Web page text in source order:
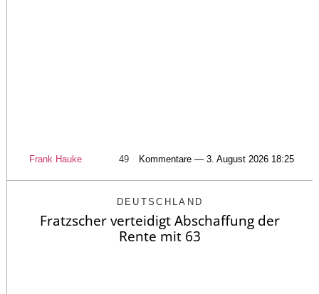
Frank Hauke 49 Kommentare — 3. August 2026 18:25
DEUTSCHLAND
Fratzscher verteidigt Abschaffung der
Rente mit 63